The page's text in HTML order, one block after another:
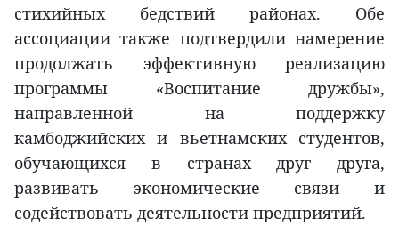
стихийных бедствий районах. Обе
ассоциации также подтвердили намерение
продолжать эффективную реализацию
программы «Воспитание дружбы»,
направленной на поддержку
камбоджийских и вьетнамских студентов,
обучающихся в странах друг друга,
развивать экономические связи и
содействовать деятельности предприятий.